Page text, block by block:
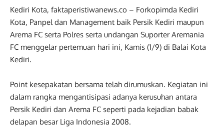
Kediri Kota, faktaperistiwanews.co – Forkopimda Kediri
Kota, Panpel dan Management baik Persik Kediri maupun
Arema FC serta Polres serta undangan Suporter Aremania
FC menggelar pertemuan hari ini, Kamis (1/9) di Balai Kota
Kediri.
Point kesepakatan bersama telah dirumuskan. Kegiatan ini
dalam rangka mengantisipasi adanya kerusuhan antara
Persik Kediri dan Arema FC seperti pada kejadian babak
delapan besar Liga Indonesia 2008.